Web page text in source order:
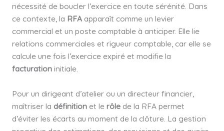
nécessité de boucler l’exercice en toute sérénité. Dans
ce contexte, la RFAapparaît comme un levier
commercial et un poste comptable à anticiper. Elle lie
relations commerciales et rigueur comptable, car elle se
calcule une fois l’exercice expiré et modifie la
facturationinitiale.
Pour un dirigeant d’atelier ou un directeur financier,
maîtriser la définitionet le rôlede la RFA permet
d’éviter les écarts au moment de la clôture. La gestion